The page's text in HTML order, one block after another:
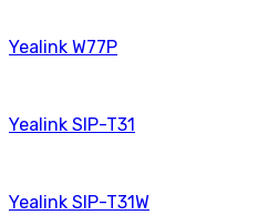
Yealink W77P
Yealink SIP-T31
Yealink SIP-T31W